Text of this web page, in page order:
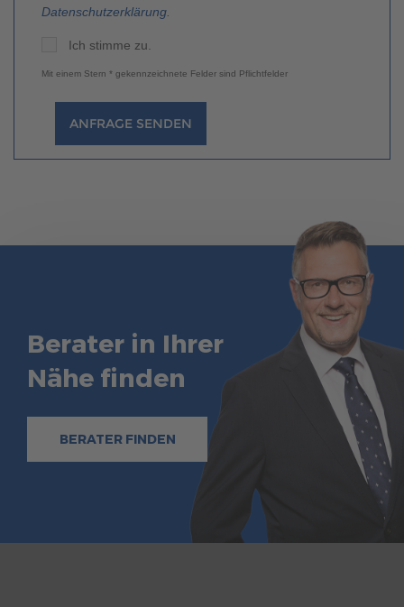
Datenschutzerklärung
Ich stimme zu.
Mit einem Stern * gekennzeichnete Felder sind Pflichtfelder
ANFRAGE SENDEN
Berater in Ihrer
Nähe finden
BERATER FINDEN